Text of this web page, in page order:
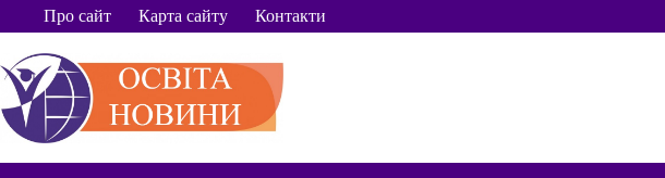
ПерейтиПро сайт Карта сайту Контакти